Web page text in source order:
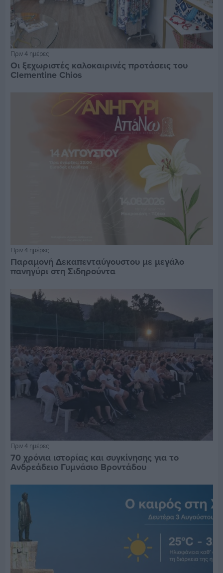
Πριν 4 ημέρες
Οι ξεχωριστές καλοκαιρινές προτάσεις του
Clementine Chios
Πριν 4 ημέρες
Παραμονή Δεκαπενταύγουστου με μεγάλο
πανηγύρι στη Σιδηρούντα
Πριν 4 ημέρες
70 χρόνια ιστορίας και συγκίνησης για το
Ανδρεάδειο Γυμνάσιο Βροντάδου